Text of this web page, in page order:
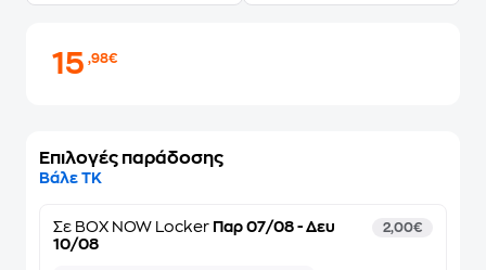
15,98€
Επιλογές παράδοσης
Βάλε ΤΚ
Σε BOX NOW Locker Παρ 07/08 - Δευ
10/08
2,00€